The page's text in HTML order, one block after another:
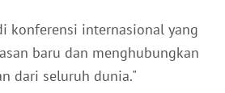
konferensi internasional yang
baru dan menghubungkan
dari seluruh dunia."